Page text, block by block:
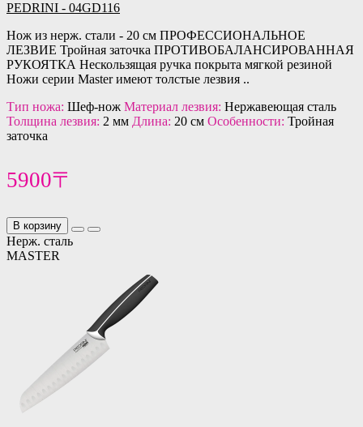
PEDRINI - 04GD116
Нож из нерж. стали - 20 см ПРОФЕССИОНАЛЬНОЕ
ЛЕЗВИЕ Тройная заточка ПРОТИВОБАЛАНСИРОВАННАЯ
РУКОЯТКА Нескользящая ручка покрыта мягкой резиной
Ножи серии Master имеют толстые лезвия ..
Тип ножа: Шеф-нож Материал лезвия: Нержавеющая сталь
Толщина лезвия: 2 мм Длина: 20 см Особенности: Тройная
заточка
5900〒
В корзину
Нерж. сталь
MASTER